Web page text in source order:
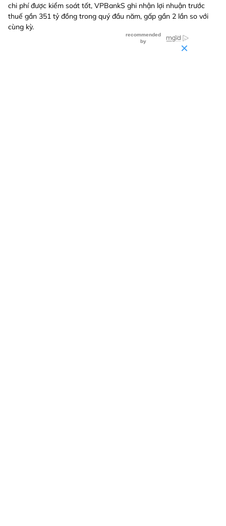
chi phí được kiểm soát tốt, VPBankS ghi nhận lợi nhuận trước
thuế gần 351 tỷ đồng trong quý đầu năm, gấp gần 2 lần so với
cùng kỳ.